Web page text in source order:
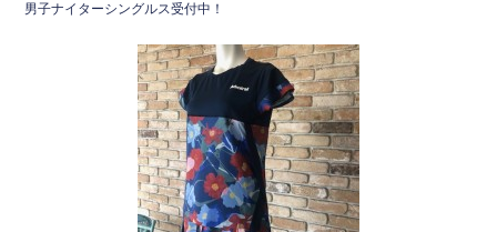
男子ナイターシングルス受付中！